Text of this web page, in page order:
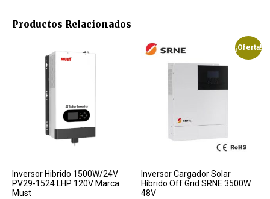
Productos Relacionados
Inversor Hibrido 1500W/24V
PV29-1524 LHP 120V Marca
Must
¡Oferta!
Inversor Cargador Solar
Híbrido Off Grid SRNE 3500W
48V